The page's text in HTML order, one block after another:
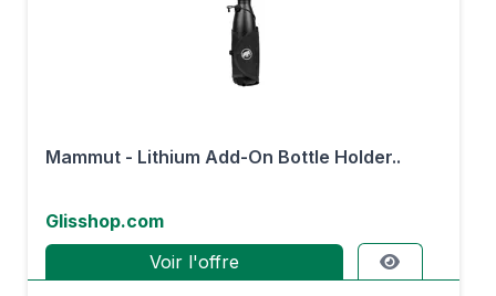
Mammut - Lithium Add-On Bottle Holder..
Glisshop.com
Voir l'offre